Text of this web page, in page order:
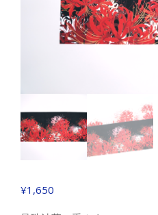
¥1,650